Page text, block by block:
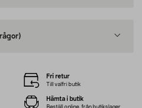
Fri retur
Till valfri butik
Hämta i butik
Beställ online, från butikslager